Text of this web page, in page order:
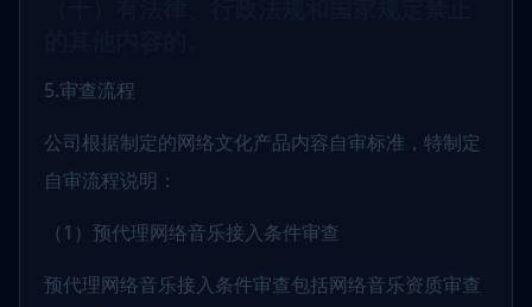
5.审查流程
公司根据制定的网络文化产品内容自审标准，特制定
自审流程说明：
（1）预代理网络音乐接入条件审查
预代理网络音乐接入条件审查包括网络音乐资质审查